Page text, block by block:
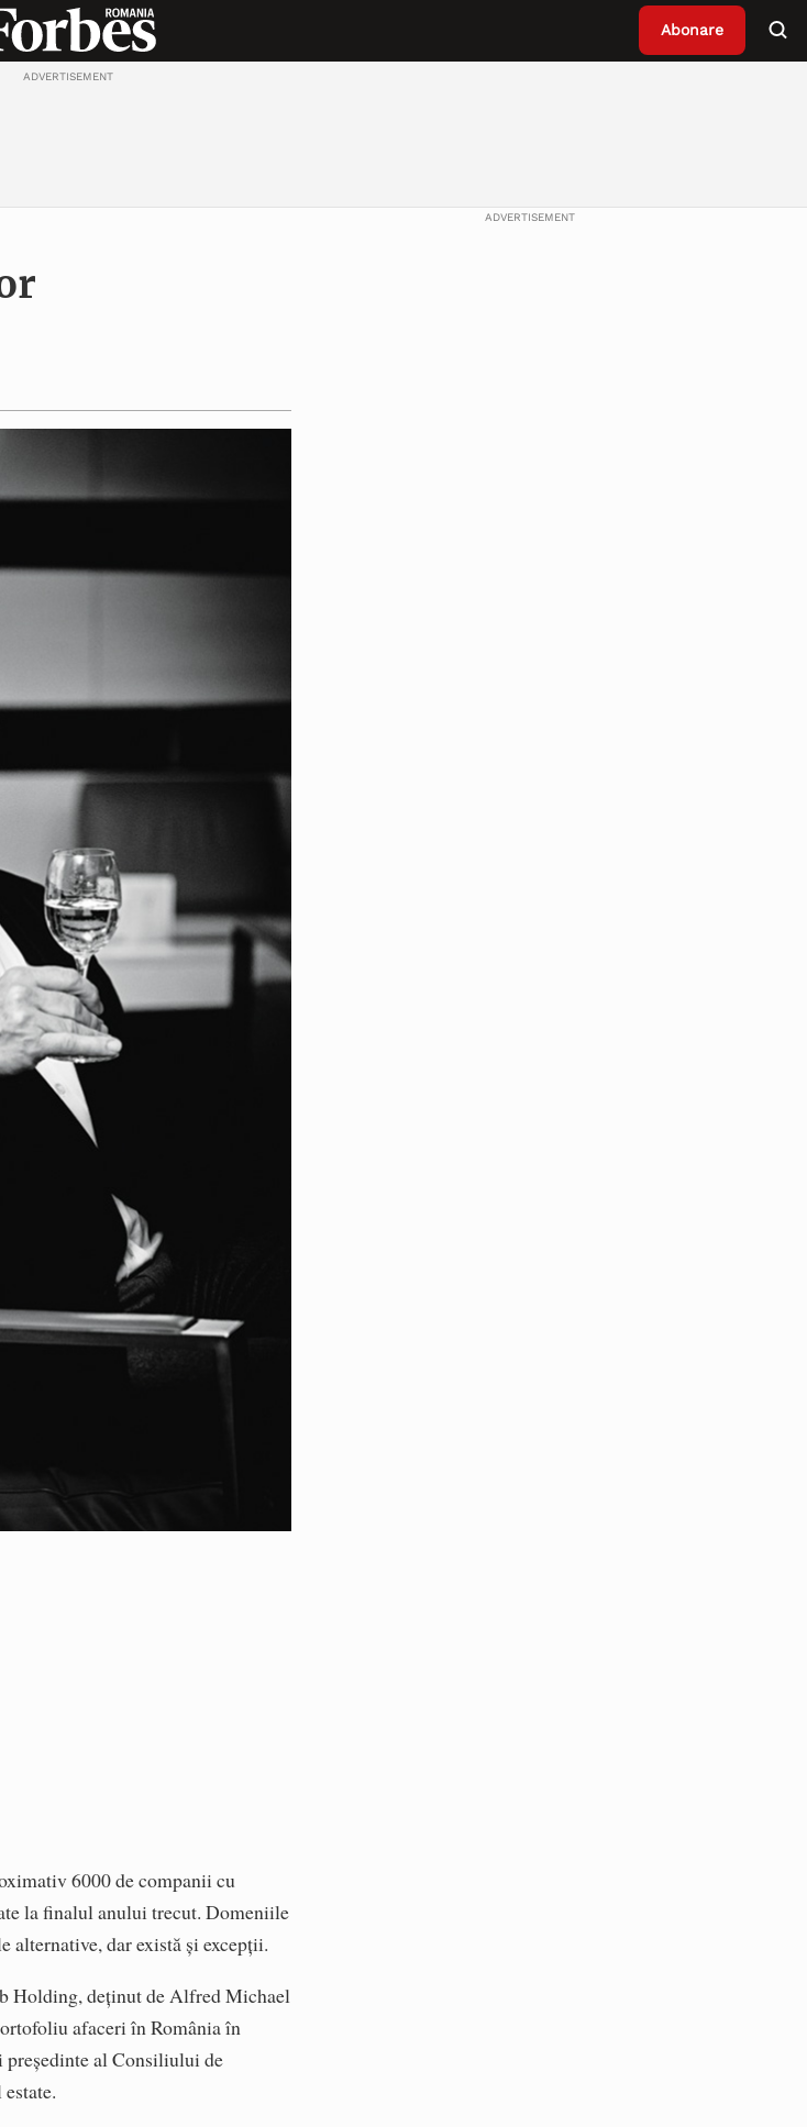
Abonare
ADVERTISEMENT
6000 de companii cu
la finalul anului trecut. Domeniile
dar există și excepții.
Holding, deţinut de Alfred Michael
afaceri în România în
al Consiliului de